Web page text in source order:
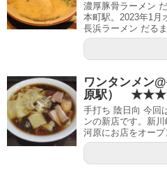
濃厚豚骨ラーメン
本町駅。2023年1月
長浜ラーメン だる
ワンタンメン
原駅）
手打ち 陰日向 今回
ンの新店です。新
河原にお店をオー